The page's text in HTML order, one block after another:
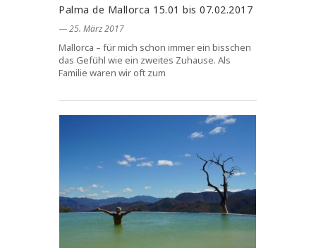
Palma de Mallorca 15.01 bis 07.02.2017
― 25. März 2017
Mallorca – für mich schon immer ein bisschen
das Gefühl wie ein zweites Zuhause. Als
Familie waren wir oft zum